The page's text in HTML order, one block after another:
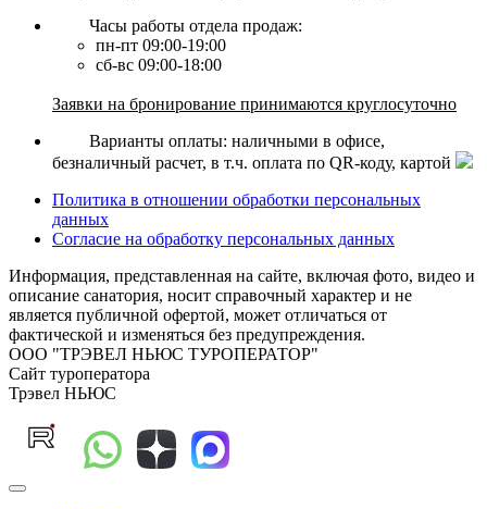
Часы работы отдела продаж:
пн-пт 09:00-19:00
сб-вс 09:00-18:00
Заявки на бронирование принимаются круглосуточно
Варианты оплаты: наличными в офисе,
безналичный расчет, в т.ч. оплата по QR-коду, картой
Политика в отношении обработки персональных
данных
Согласие на обработку персональных данных
Информация, представленная на сайте, включая фото, видео и
описание санатория, носит справочный характер и не
является публичной офертой, может отличаться от
фактической и изменяться без предупреждения.
ООО "ТРЭВЕЛ НЬЮС ТУРОПЕРАТОР"
Сайт туроператора
Трэвел НЬЮС